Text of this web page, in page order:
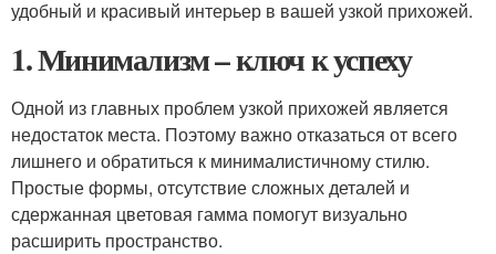
удобный и красивый интерьер в вашей узкой прихожей.
1. Минимализм – ключ к успеху
Одной из главных проблем узкой прихожей является
недостаток места. Поэтому важно отказаться от всего
лишнего и обратиться к минималистичному стилю.
Простые формы, отсутствие сложных деталей и
сдержанная цветовая гамма помогут визуально
расширить пространство.